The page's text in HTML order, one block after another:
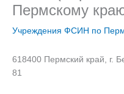
Пермскому
Учреждения ФСИН по
618400 Пермский край, г.
81